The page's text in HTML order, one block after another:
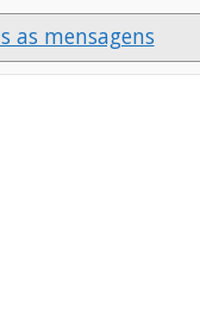
as mensagens